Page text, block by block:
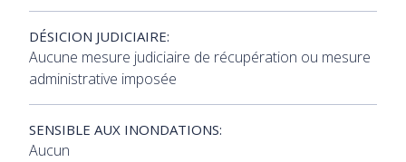
DÉSICION JUDICIAIRE:
Aucune mesure judiciaire de récupération ou mesure
administrative imposée
SENSIBLE AUX INONDATIONS:
Aucun